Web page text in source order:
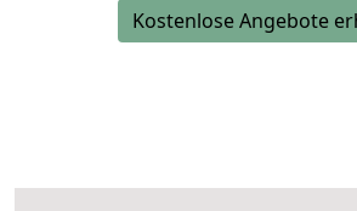
Kostenlose Angebote